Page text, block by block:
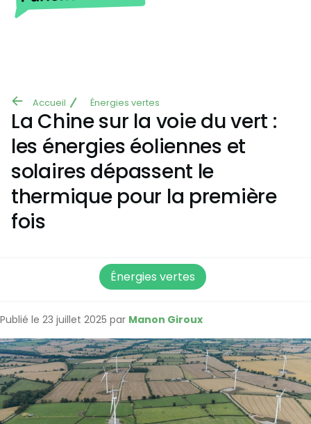
Aller au contenu principal
Fil
d'Ariane
Accueil Énergies vertes
La Chine sur la voie du vert :
les énergies éoliennes et
solaires dépassent le
thermique pour la première
fois
Énergies vertes
Publié le 23 juillet 2025 par Manon Giroux